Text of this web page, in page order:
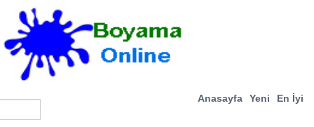
Anasayfa Yeni En İyi